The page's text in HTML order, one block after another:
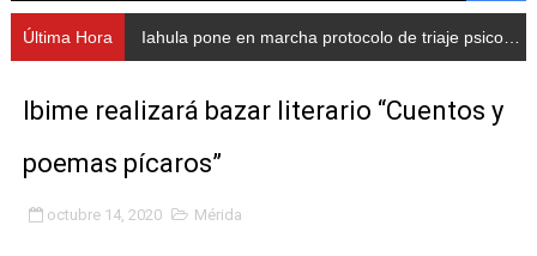
Balance semestral impulsa inclusión y atención a
Plan Vacacional Comunitario “Ríe 2026” recorre las
Alcaldía del Municipio Libertador realizó una jornada
Fundacite Mérida dicta taller gratuito de electrónica
INN-Mérida celebró el Lacto grado para promover el
Última Hora Iahula pone en marcha protocolo de triaje psicosocial para atender a rescatistas
Ibime realizará bazar literario “Cuentos y
poemas pícaros”
octubre 14, 2020 Mérida